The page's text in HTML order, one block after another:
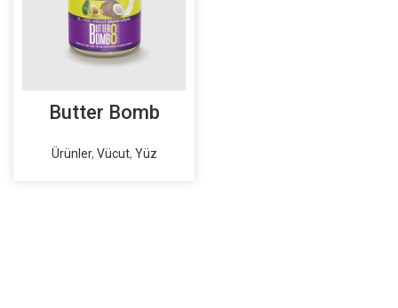
Butter Bomb
Ürünler, Vücut, Yüz